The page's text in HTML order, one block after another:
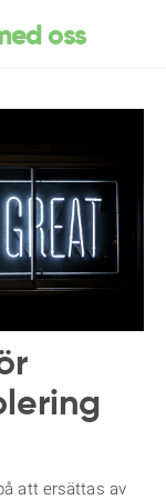
oss
att ersättas av